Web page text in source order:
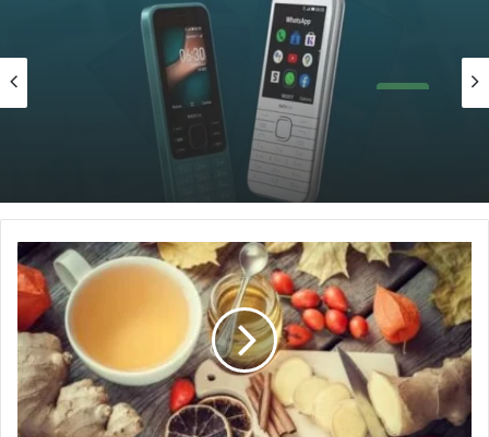
موبايل زراير سامسونج؛ وأبرز 9 صفات له
اعشاب
للرشح
للاطفال؛
أشهر
8
أعشاب
معالجة
للزكام